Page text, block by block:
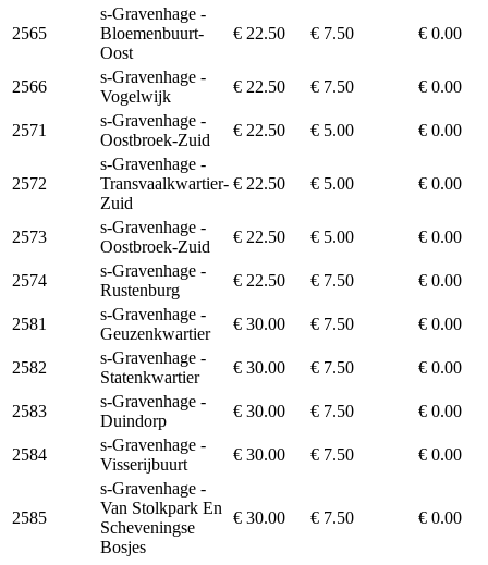
2565
s-Gravenhage -
Bloemenbuurt-
Oost
€ 22.50 € 7.50 € 0.00
2566
s-Gravenhage -
Vogelwijk
€ 22.50 € 7.50 € 0.00
2571
s-Gravenhage -
Oostbroek-Zuid
€ 22.50 € 5.00 € 0.00
2572
s-Gravenhage -
Transvaalkwartier-
Zuid
€ 22.50 € 5.00 € 0.00
2573
s-Gravenhage -
Oostbroek-Zuid
€ 22.50 € 5.00 € 0.00
2574
s-Gravenhage -
Rustenburg
€ 22.50 € 7.50 € 0.00
2581
s-Gravenhage -
Geuzenkwartier
€ 30.00 € 7.50 € 0.00
2582
s-Gravenhage -
Statenkwartier
€ 30.00 € 7.50 € 0.00
2583
s-Gravenhage -
Duindorp
€ 30.00 € 7.50 € 0.00
2584
s-Gravenhage -
Visserijbuurt
€ 30.00 € 7.50 € 0.00
2585
s-Gravenhage -
Van Stolkpark En
Scheveningse
Bosjes
€ 30.00 € 7.50 € 0.00